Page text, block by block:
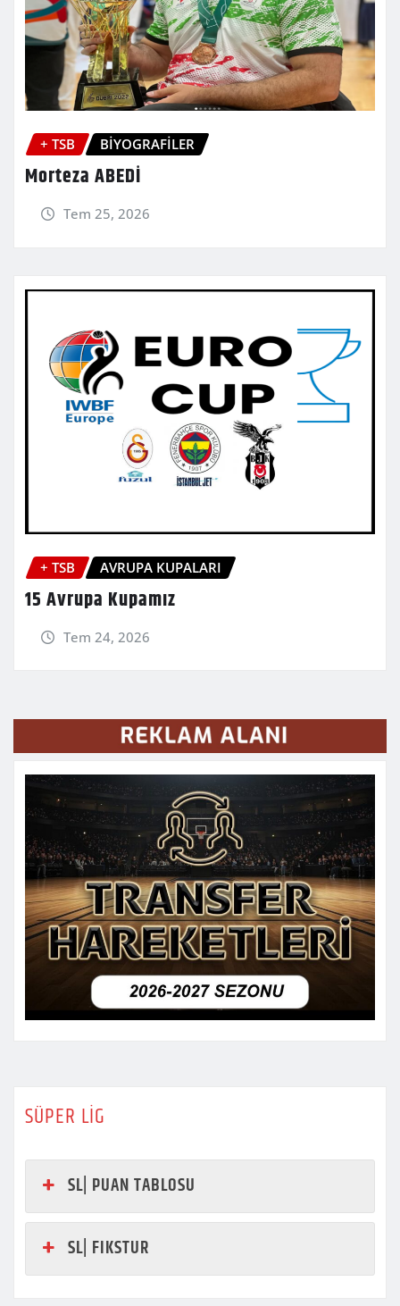
+ TSB BİYOGRAFİLER
Morteza ABEDİ
Tem 25, 2026
+ TSB AVRUPA KUPALARI
15 Avrupa Kupamız
Tem 24, 2026
SÜPER LİG
SL| PUAN TABLOSU
SL| FIKSTUR